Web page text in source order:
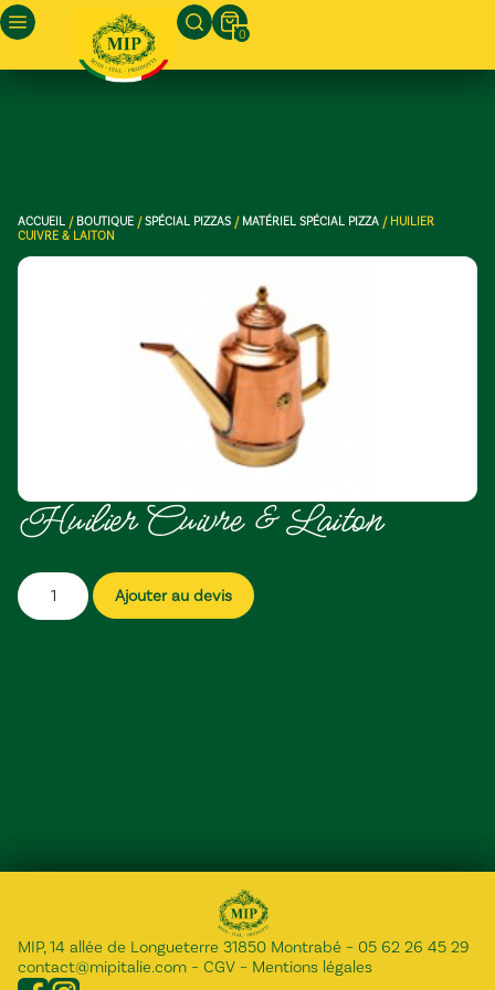
0
ACCUEIL / BOUTIQUE /SPÉCIAL PIZZAS / MATÉRIEL SPÉCIAL PIZZA / HUILIER
CUIVRE & LAITON
Huilier Cuivre & Laiton
Ajouter au devis
MIP, 14 allée de Longueterre 31850 Montrabé – 05 62 26 45 29
contact@mipitalie.com – CGV – Mentions légales